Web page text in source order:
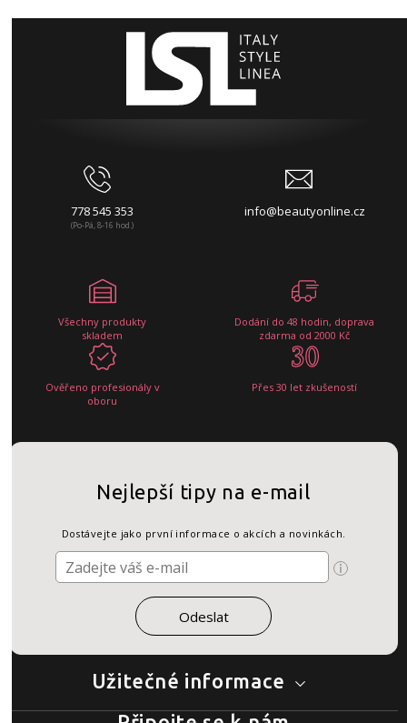
778 545 353
(Po-Pá, 8-16 hod.)
info@beautyonline.cz
Všechny produkty
skladem
Dodání do 48 hodin, doprava
zdarma od 2000 Kč
Ověřeno profesionály v
oboru
Přes 30 let zkušeností
Užitečné informace
Nejlepší tipy na e-mail
Dostávejte jako první informace o akcích a novinkách.